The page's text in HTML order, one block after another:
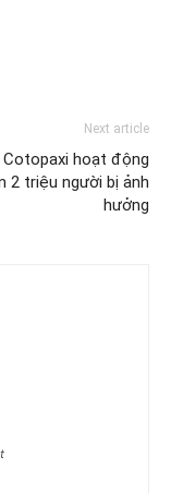
Next article
Cotopaxi hoạt động
2 triệu người bị ảnh
hưởng